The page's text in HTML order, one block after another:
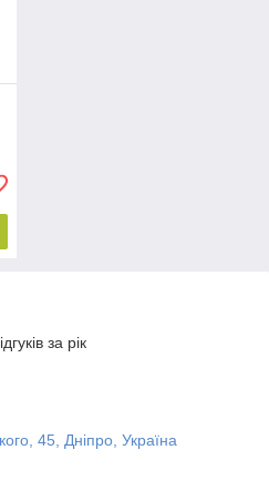
за рік
45, Дніпро, Україна